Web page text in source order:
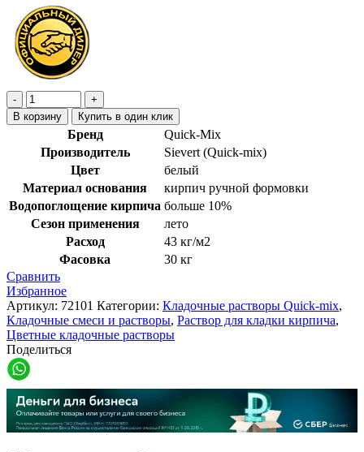
В корзину Купить в один клик
Бренд
Quick-Mix
Производитель
Sievert (Quick-mix)
Цвет
белый
Материал основания
кирпич ручной формовки
Водопоглощение кирпича больше 10%
Сезон применения
лето
Расход
43 кг/м2
Фасовка
30 кг
Сравнить
Избранное
Артикул: 72101 Категории: Кладочные растворы Quick-mix,
Кладочные смеси и растворы, Раствор для кладки кирпича,
Цветные кладочные растворы
Поделиться